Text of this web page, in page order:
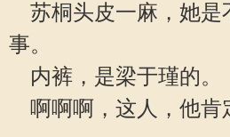
苏桐头皮一麻，她是
事。
内裤，是梁于瑾的。
啊啊啊，这人，他肯